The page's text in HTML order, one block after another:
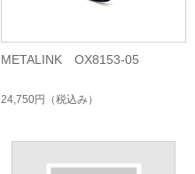
METALINK OX8153-05
24,750円 （税込み）